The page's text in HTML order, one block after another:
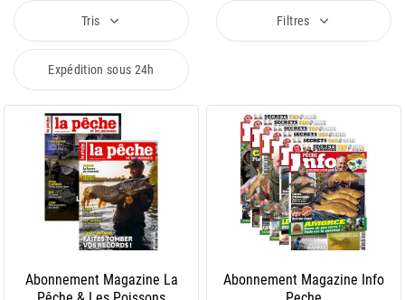
Tris Filtres
Expédition sous 24h
Abonnement Magazine La
Abonnement Magazine Info